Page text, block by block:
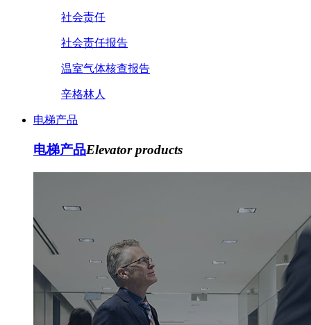
社会责任
社会责任报告
温室气体核查报告
辛格林人
电梯产品
电梯产品Elevator products